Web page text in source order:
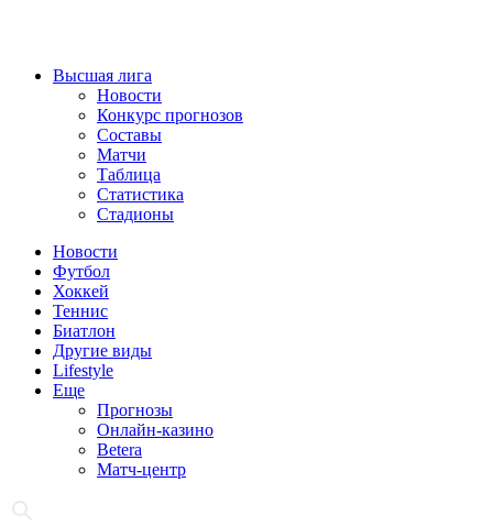
Высшая лига
Новости
Конкурс прогнозов
Составы
Матчи
Таблица
Статистика
Стадионы
Новости
Футбол
Хоккей
Теннис
Биатлон
Другие виды
Lifestyle
Еще
Прогнозы
Онлайн-казино
Betera
Матч-центр